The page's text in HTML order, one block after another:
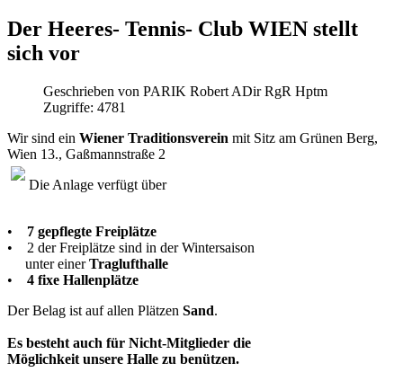
Der Heeres- Tennis- Club WIEN stellt
sich vor
Geschrieben von PARIK Robert ADir RgR Hptm
Zugriffe: 4781
Wir sind ein Wiener Traditionsverein mit Sitz am Grünen Berg,
Wien 13., Gaßmannstraße 2
Die Anlage verfügt über
• 7 gepflegte Freiplätze
• 2 der Freiplätze sind in der Wintersaison
unter einerTraglufthalle
• 4 fixe Hallenplätze
Der Belag ist auf allen Plätzen Sand.
Es besteht auch für Nicht-Mitglieder die
Möglichkeit unsere Halle zu benützen.